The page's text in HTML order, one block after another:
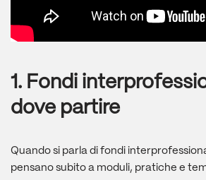
1. Fondi
dove partire
Quando si parla di fondi
pensano subito a moduli, pratiche e